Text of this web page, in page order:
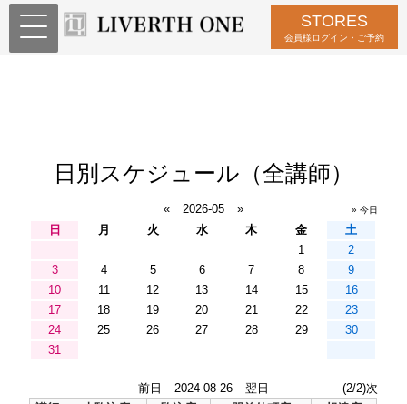
STORES
会員様ログイン・ご予約
日別スケジュール（全講師）
« 2026-05 » » 今日
日 月 火 水 木 金
土
1
2
3
4 5 6 7 8
9
10
11 12 13 14 15
16
17
18 19 20 21 22
23
24
25 26 27 28 29
30
31
前日 2024-08-26 翌日
(2/2)次